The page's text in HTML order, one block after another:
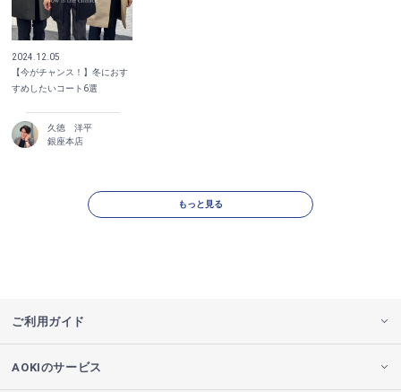
2024.12.05
【今がチャンス！】冬におす
すめしたいコート6選
久徳 洋平
銀座本店
もっと見る
ご利用ガイド
AOKIのサービス